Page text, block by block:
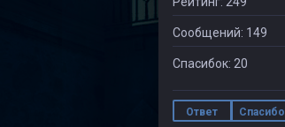
Сообщений: 149
Спасибок: 20
Ответ Спасибо